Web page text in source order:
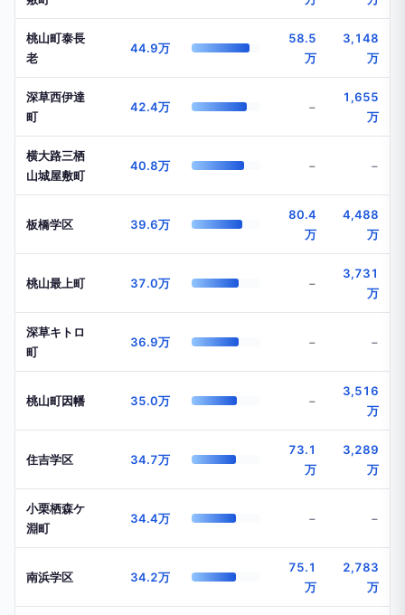
桃山町泰長
老
44.9万
58.5
万
3,148
万
深草西伊達
町
42.4万 −
1,655
万
横大路三栖
山城屋敷町
40.8万 − −
板橋学区 39.6万
80.4
万
4,488
万
桃山最上町 37.0万 −
3,731
万
深草キトロ
町
36.9万 − −
桃山町因幡 35.0万 −
3,516
万
住吉学区 34.7万
73.1
万
3,289
万
小栗栖森ケ
淵町
34.4万 − −
南浜学区 34.2万
75.1
万
2,783
万